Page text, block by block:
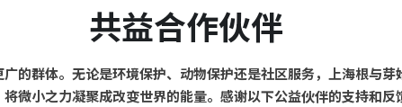
共益合作伙伴
的群体。无论是环境保护、动物保护还是社区服务，上海根与
微小之力凝聚成改变世界的能量。感谢以下公益伙伴的支持和反